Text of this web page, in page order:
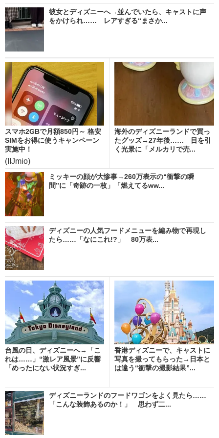
彼女とディズニーへ→並んでいたら、キャストに声
をかけられ…… レアすぎる“まさか...
スマホ2GBで月額850円～ 格安
SIMをお得に使うキャンペーン
実施中！
(IIJmio)
海外のディズニーランドで買っ
たグッズ→27年後…… 目を引
く光景に「メルカリで売...
ミッキーの顔が大惨事→260万表示の“衝撃の瞬
間”に「奇跡の一枚」「燃えてるww...
ディズニーの人気フードメニューを編み物で再現し
たら……「なにこれ!?」 80万表...
台風の日、ディズニーへ→「こ
れは……」“激レア風景”に反響
「めったにない状況すぎ...
香港ディズニーで、キャストに
写真を撮ってもらった→日本と
は違う“衝撃の撮影結果”...
ディズニーランドのフードワゴンをよく見たら……
「こんな装飾あるのか！」 思わず二...